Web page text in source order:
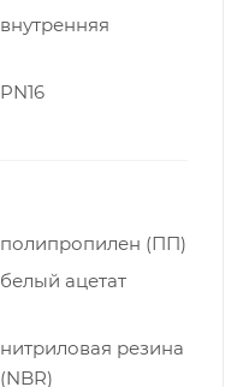
внутренняя
PN16
полипропилен (ПП)
белый ацетат
нитриловая резина
(NBR)